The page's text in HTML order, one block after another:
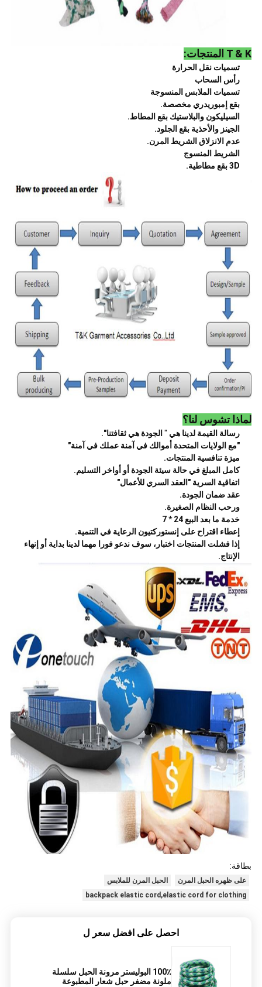
T & K المنتجات:
تسميات نقل الحرارة
رأس السحاب
تسميات الملابس المنسوجة
بقع إمبوريدري مخصصة.
السيليكون والبلاستيك بقع المطاط.
الجينز والأحذية بقع الجلود.
عدم الانزلاق الشريط المرن.
الشريط المنسوج
3D بقع مطاطية.
لماذا تشوس لنا؟
رسالة القيمة لدينا هي " الجودة هي ثقافتنا".
"مع الولايات المتحدة أموالك في آمنة عملك في آمنة"
ميزة تنافسية المنتجات.
كامل المبلغ في حالة سيئة الجودة أو أواخر التسليم.
اتفاقية السرية "العقد السري للأعمال"
عقد ضمان الجودة.
ورحب النظام الصغيرة.
خدمة ما بعد البيع 24 * 7
إعطاء اقتراح على إنستوركتيون الرعاية في التنمية.
إذا فشلت المنتجات اختبار، سوف ندعو فورا مهما لدينا بداية أو إنهاء
الإنتاج.
بطاقة:
على ظهره الحبل المرن
الحبل المرن للملابس
backpack elastic cord,elastic cord for clothing
احصل على افضل سعر ل
100٪ البوليستر مرونة الحبل سلسلة
ملونة مضفر حبل شعار المطبوعة